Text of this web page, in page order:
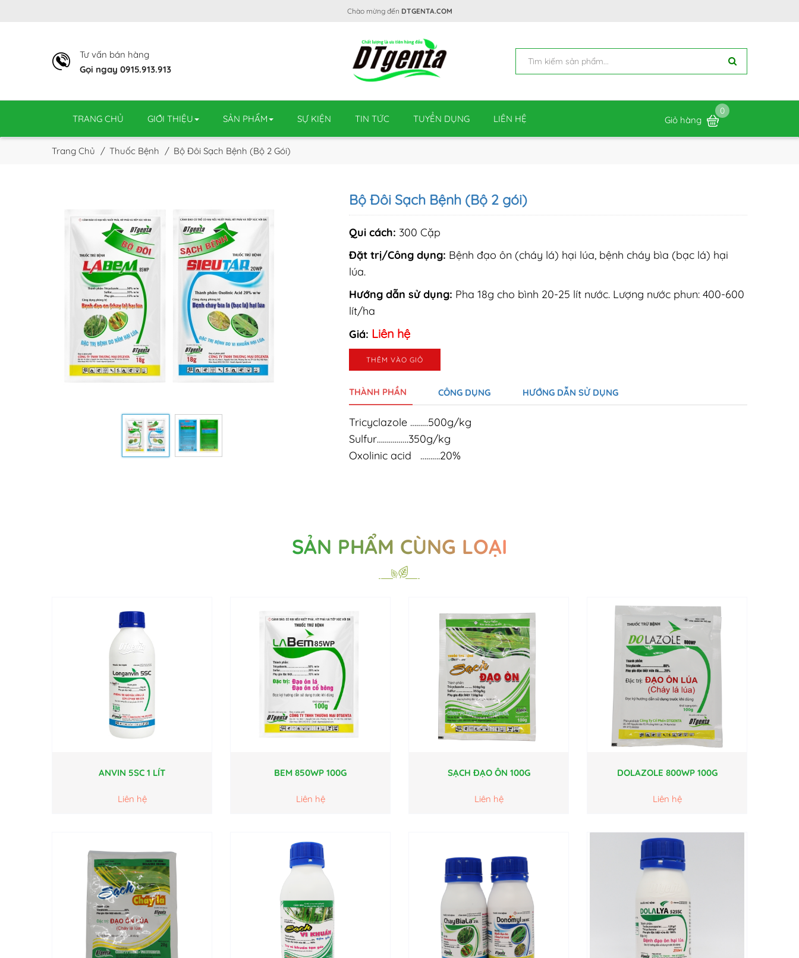
Chào mừng đến DTGENTA.COM
Tư vấn bán hàng
Gọi ngay 0915.913.913
TRANG CHỦ GIỚI THIỆU SẢN PHẨM SỰ KIỆN TIN TỨC TUYỂN DỤNG LIÊN HỆ Giỏ hàng
0
Trang Chủ Thuốc Bệnh Bộ Đôi Sạch Bệnh (Bộ 2 Gói)
Bộ Đôi Sạch Bệnh (Bộ 2 gói)
Qui cách: 300 Cặp
Đặt trị/Công dụng: Bệnh đạo ôn (cháy lá) hại lúa, bệnh cháy bìa (bạc lá) hại
lúa.
Hướng dẫn sử dụng: Pha 18g cho bình 20-25 lít nước. Lượng nước phun: 400-600
lít/ha
Giá: Liên hệ
THÊM VÀO GIỎ
THÀNH PHẦN CÔNG DỤNG HƯỚNG DẪN SỬ DỤNG
Tricyclazole ………500g/kg
Sulfur…………….350g/kg
Oxolinic acid ……….20%
SẢN PHẨM CÙNG LOẠI
ANVIN 5SC 1 LÍT
Liên hệ
BEM 850WP 100G
Liên hệ
SẠCH ĐẠO ÔN 100G
Liên hệ
DOLAZOLE 800WP 100G
Liên hệ